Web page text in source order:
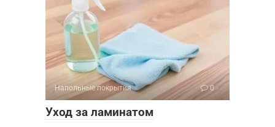
Напольные покрытия 0
Уход за ламинатом